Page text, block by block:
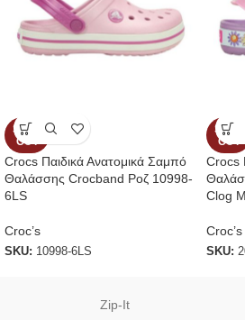
SOLD
OUT
Crocs Παιδικά Ανατομικά Σαμπό
Θαλάσσης Crocband Ροζ 10998-
6LS
Croc’s
SKU: 10998-6LS
SOLD
OUT
Crocs
Clog
Croc’s
SKU:
Zip-It